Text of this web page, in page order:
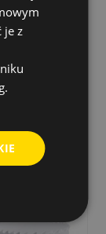
HSS-
ŚR. 140
zł
je z